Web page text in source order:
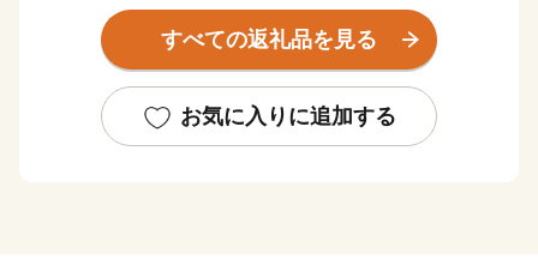
四季折々の景色を楽しむことができる魅力あふれるまち
として、にぎわいを見せています。
建設中の三郷流山橋が令和５年度に開通予定であるとと
もに、常磐自動車道三郷料金所スマートインターチェン
すべての返礼品を見る
お気に入りに追加する